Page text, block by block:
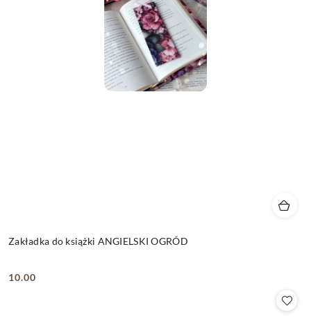
Zakładka do książki ANGIELSKI OGRÓD
Cena:
10.00